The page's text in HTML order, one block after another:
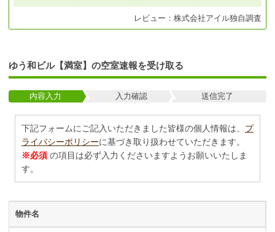
レビュー： 株式会社アイル独自調査
ゆう和ビル【満室】の空室速報を受け取る
内容入力 入力確認 送信完了
下記フォームにご記入いただきました皆様の個人情報は、 プ
ライバシーポリシーに基づき取り扱わせていただきます。
※必須 の項目は必ず入力くださいますようお願いいたしま
す。
物件名